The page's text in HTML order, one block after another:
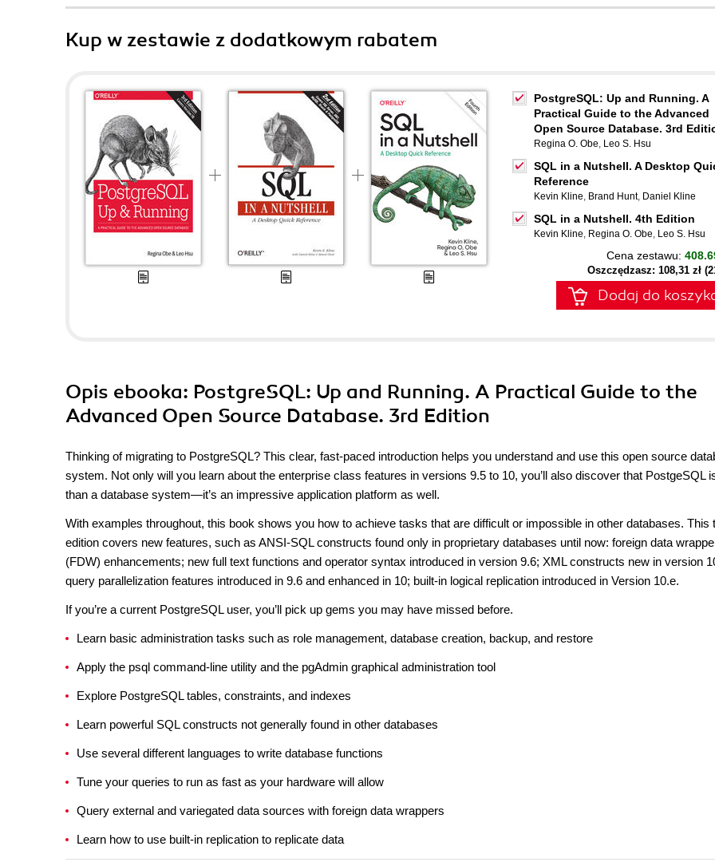
Kup w zestawie z dodatkowym rabatem
PostgreSQL: Up and Running. A
Practical Guide to the Advanced
Open Source Database. 3rd
Regina O. Obe, Leo S. Hsu
SQL in a Nutshell. A Desktop
Reference
Kevin Kline, Brand Hunt, Daniel Kline
SQL in a Nutshell. 4th Edition
Kevin Kline, Regina O. Obe, Leo S. Hsu
Cena zestawu:
Oszczędzasz: 108,31 zł
Dodaj do
Opis ebooka: PostgreSQL: Up and Running. A Practical Guide to the
Advanced Open Source Database. 3rd Edition
Thinking of migrating to PostgreSQL? This clear, fast-paced introduction helps you understand and use this open source
system. Not only will you learn about the enterprise class features in versions 9.5 to 10, you’ll also discover that PostgeSQL
than a database system—it’s an impressive application platform as well.
With examples throughout, this book shows you how to achieve tasks that are difficult or impossible in other databases. This
edition covers new features, such as ANSI-SQL constructs found only in proprietary databases until now: foreign data
(FDW) enhancements; new full text functions and operator syntax introduced in version 9.6; XML constructs new in version
query parallelization features introduced in 9.6 and enhanced in 10; built-in logical replication introduced in Version 10.e.
If you’re a current PostgreSQL user, you’ll pick up gems you may have missed before.
Learn basic administration tasks such as role management, database creation, backup, and restore
Apply the psql command-line utility and the pgAdmin graphical administration tool
Explore PostgreSQL tables, constraints, and indexes
Learn powerful SQL constructs not generally found in other databases
Use several different languages to write database functions
Tune your queries to run as fast as your hardware will allow
Query external and variegated data sources with foreign data wrappers
Learn how to use built-in replication to replicate data